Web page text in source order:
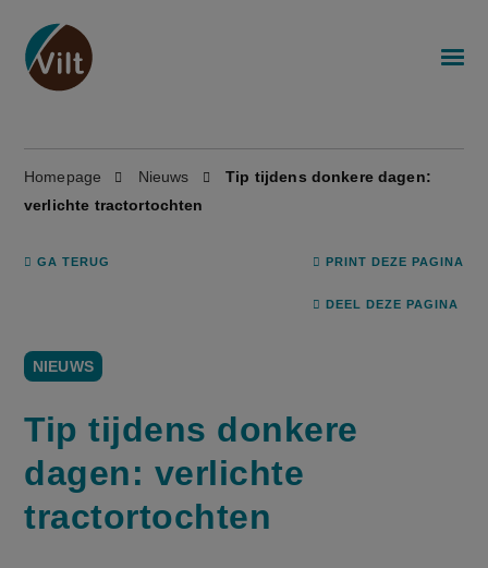
Homepage Nieuws
Tip tijdens donkere dagen:
verlichte tractortochten
GA TERUG PRINT DEZE PAGINA
DEEL DEZE PAGINA
NIEUWS
Tip tijdens donkere
dagen: verlichte
tractortochten